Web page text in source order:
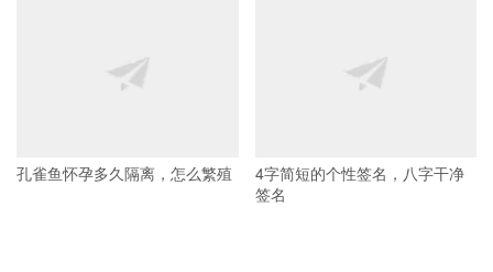
孔雀鱼怀孕多久隔离，怎么繁殖
4字简短的个性签名，八字干净
签名